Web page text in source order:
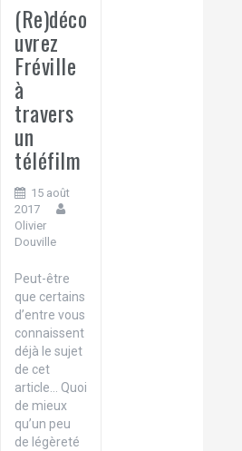
(Re)déco
uvrez
Fréville
à
travers
un
téléfilm
15 août
2017
Olivier
Douville
Peut-être
que certains
d’entre vous
connaissent
déjà le sujet
de cet
article… Quoi
de mieux
qu’un peu
de légèreté